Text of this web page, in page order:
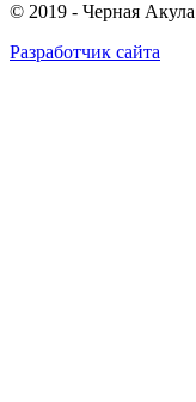
© 2019 - Черная Акула
Разработчик сайта